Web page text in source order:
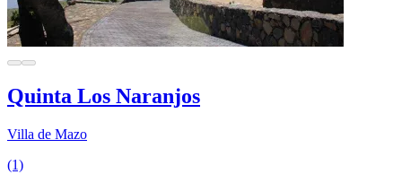
Quinta Los Naranjos
Villa de Mazo
(1)